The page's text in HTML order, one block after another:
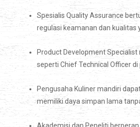
Spesialis Quality Assurance
regulasi keamanan dan kualitas
Product Development
seperti Chief Technical Officer di
Pengusaha Kuliner mandiri
memiliki daya simpan lama